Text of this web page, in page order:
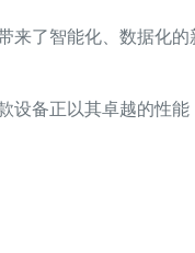
了智能化、数据化
备正以其卓越的性能